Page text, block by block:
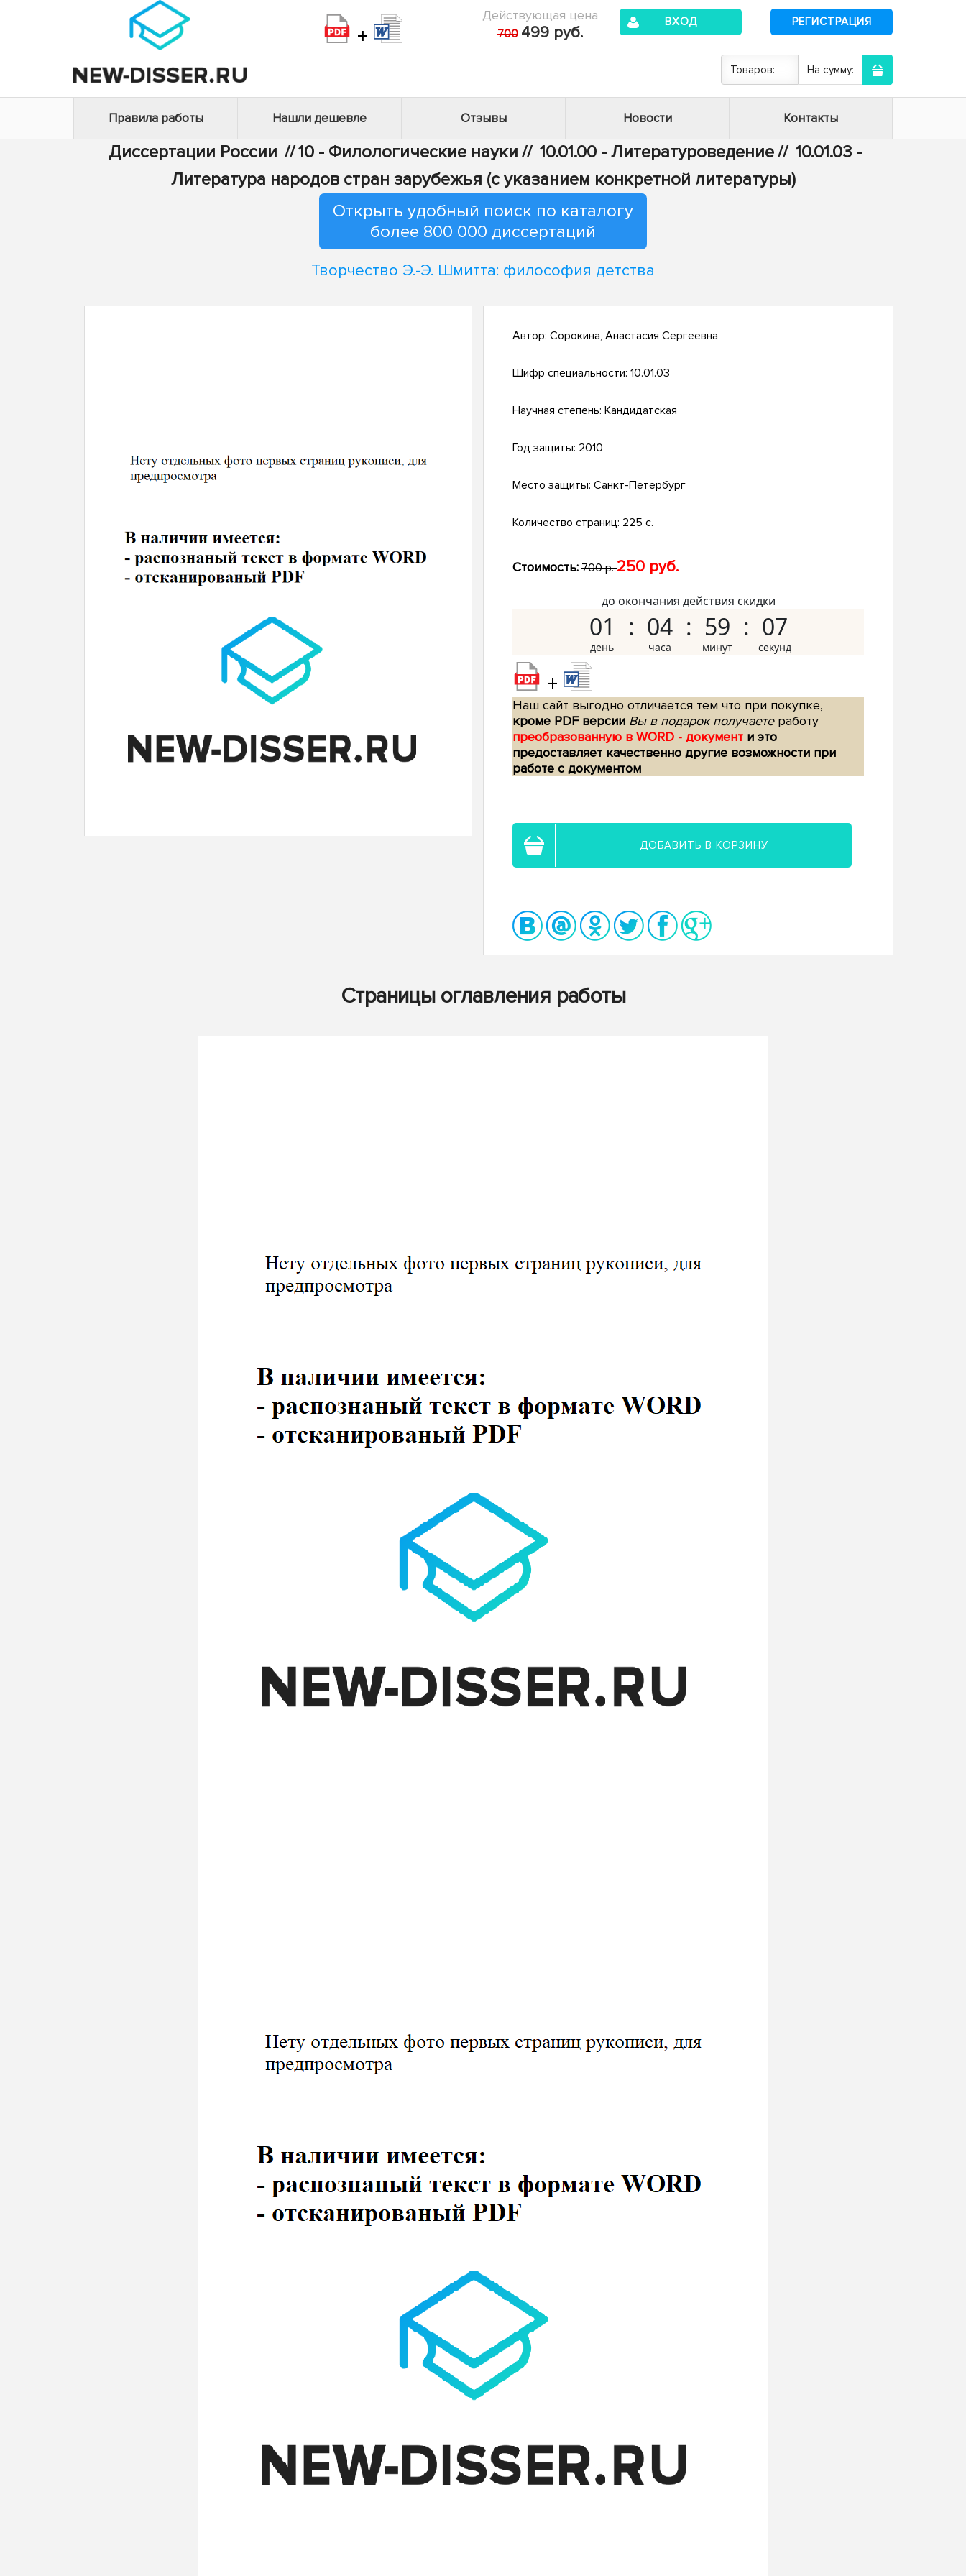
+
Действующая цена
700 499 руб.
ВХОД РЕГИСТРАЦИЯ
Товаров: На сумму:
Правила работы Нашли дешевле Отзывы Новости Контакты
Диссертации России //10 - Филологические науки // 10.01.00 - Литературоведение// 10.01.03 -
Литература народов стран зарубежья (с указанием конкретной литературы)
Открыть удобный поиск по каталогу
более 800 000 диссертаций
Творчество Э.-Э. Шмитта: философия детства
Автор: Сорокина, Анастасия Сергеевна
Шифр специальности: 10.01.03
Научная степень: Кандидатская
Год защиты: 2010
Место защиты: Санкт-Петербург
Количество страниц: 225 с.
Стоимость: 700 р.250 руб.
до окончания действия скидки
01 04 59 06
+
Наш сайт выгодно отличается тем что при покупке,
кроме PDF версии Вы в подарок получаетеработу
преобразованную в WORD - документ и это
предоставляет качественно другие возможности при
работе с документом
ДОБАВИТЬ В КОРЗИНУ
Страницы оглавления работы